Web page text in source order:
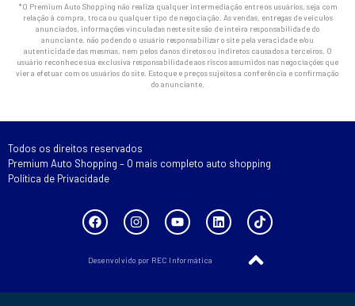
*O Premium Auto Shopping não realiza qualquer intermediação entre os usuários, seja com
relação à compra, troca ou qualquer tipo de negociação. As vendas, entregas de veículos
anunciados, informações vinculadas neste site são de inteira responsabilidade do
anunciante, não podendo o usuário responsabilizar o site pela veracidade e/ou
autenticidade das mesmas, nem pelos danos diretos ou indiretos causados a terceiros. O
usuário reconhece sua exclusiva responsabilidade aos riscos assumidos nas negociações que
vier a efetuar com os usuários do site. Estoque e preços sujeitos a conferência e confirmação
do anunciante.
Todos os direitos reservados
Premium Auto Shopping – O mais completo auto shopping
Política de Privacidade
Desenvolvido por REC Informática